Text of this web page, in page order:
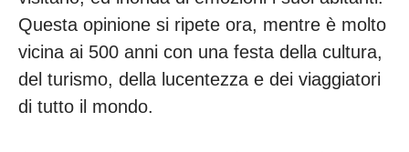
Questa opinione si ripete ora, mentre è molto
vicina ai 500 anni con una festa della cultura,
del turismo, della lucentezza e dei viaggiatori
di tutto il mondo.